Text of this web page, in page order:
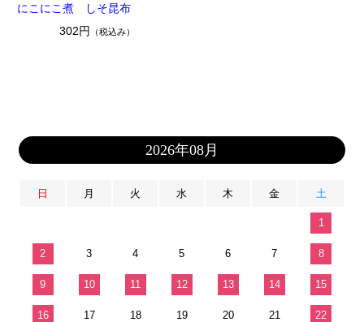
にこにこ煮 しそ昆布
302円
（税込み）
2026年08月
日 月 火 水 木 金 土
1
2 3 4 5 6 7 8
9 10 11 12 13 14 15
16 17 18 19 20 21 22